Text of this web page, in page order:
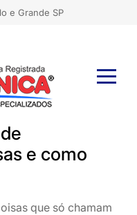
e Grande SP
e como
que só chamam